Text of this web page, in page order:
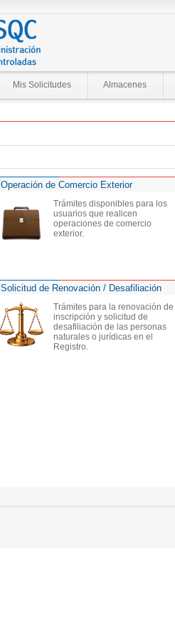
Mis Solicitudes Almacenes
Operación de Comercio Exterior
Trámites disponibles para los
usuarios que realicen
operaciones de comercio
exterior.
Solicitud de Renovación / Desafiliación
Trámites para la renovación de
inscripción y solicitud de
desafiliación de las personas
naturales o jurídicas en el
Registro.